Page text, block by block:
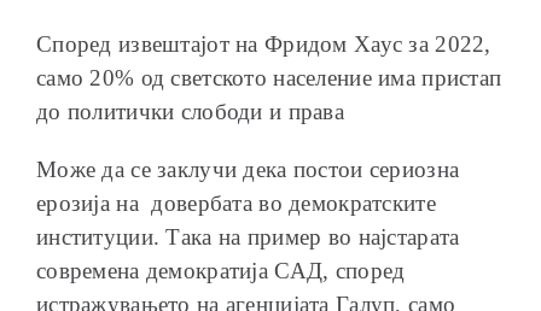
Според извештајот на Фридом Хаус за 2022,
само 20% од светското население има пристап
до политички слободи и права
Може да се заклучи дека постои сериозна
ерозија на довербата во демократските
институции. Така на пример во најстарата
современа демократија САД, според
истражувањето на агенцијата Галуп, само